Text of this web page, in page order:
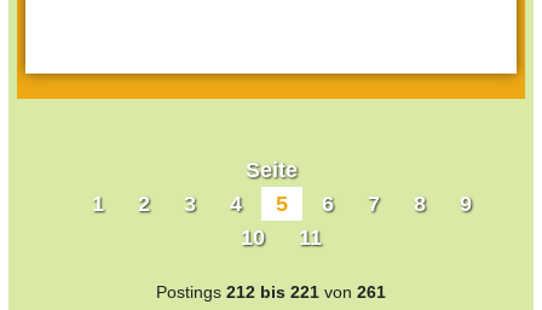
Seite
1
2 3 4 5 6 7 8
9
10
11
Postings 212 bis 221 von 261